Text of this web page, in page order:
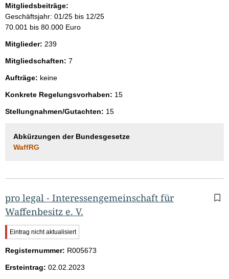
Mitgliedsbeiträge:
Geschäftsjahr: 01/25 bis 12/25
70.001 bis 80.000 Euro
Mitglieder: 239
Mitgliedschaften: 7
Aufträge: keine
Konkrete Regelungsvorhaben: 15
Stellungnahmen/Gutachten: 15
Abkürzungen der Bundesgesetze
WaffRG
pro legal - Interessengemeinschaft für
Waffenbesitz e. V.
W
i
c
t
Eintrag nicht aktualisiert
Registernummer: R005673
Ersteintrag: 02.02.2023